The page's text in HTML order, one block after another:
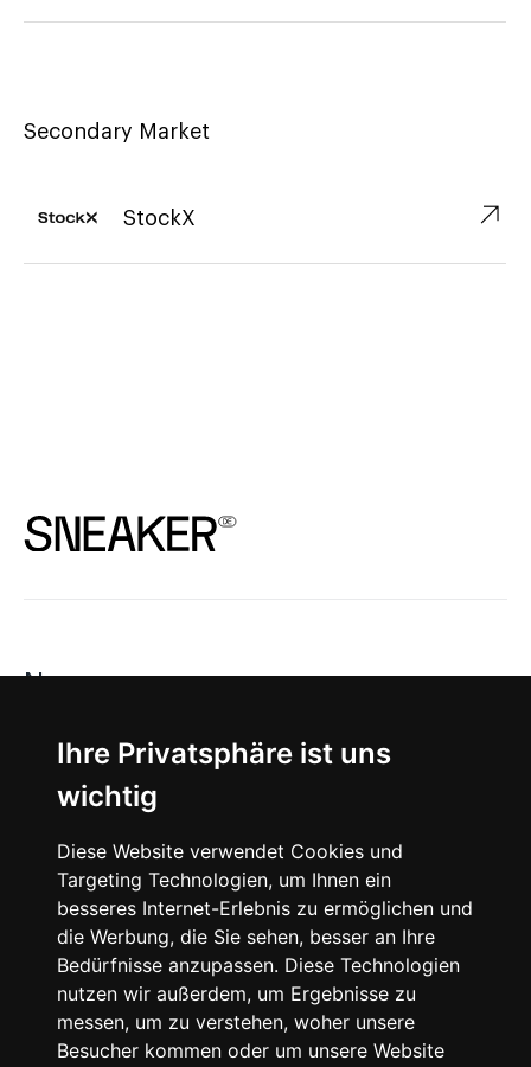
Ihre Privatsphäre ist uns
wichtig
Diese Website verwendet Cookies und
Targeting Technologien, um Ihnen ein
besseres Internet-Erlebnis zu ermöglichen und
die Werbung, die Sie sehen, besser an Ihre
Bedürfnisse anzupassen. Diese Technologien
nutzen wir außerdem, um Ergebnisse zu
messen, um zu verstehen, woher unsere
Besucher kommen oder um unsere Website
Secondary Market
StockX ↗︎
News
About
Instagram
Facebook
© 2024 SNEAKERᴰᴱ, All rights reserved.